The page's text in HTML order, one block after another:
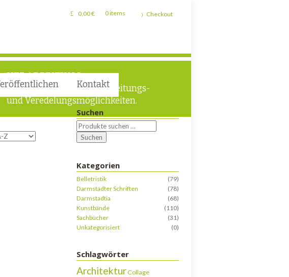
0,00€ 0 items Checkout
VERARBEITUNG
Außergewöhnliche Verarbeitungs-
und Veredelungsmöglichkeiten.
Kontakt
Suchen
Suchen
Kategorien
Belletristik
(79)
Darmstädter Schriften
(78)
Darmstadtia
(68)
Kunstbände
(110)
Sachbücher
(31)
Unkategorisiert
(0)
Schlagwörter
ArchitekturCollage